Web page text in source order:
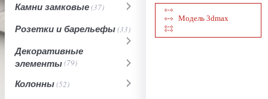
Камни замковые(37)
Розетки и барельефы(33)
Декоративные
элементы(79)
Колонны(52)
Модель 3dmax